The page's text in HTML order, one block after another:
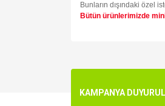
Bunların dışındaki özel
Bütün ürünlerimizde
Ürün resmi
KAMPANYA